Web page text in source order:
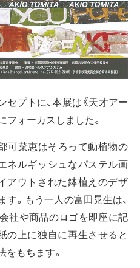
プトに、本展は《天才アー
フォーカスしました。
可菜恵はそろって動植物の
ネルギッシュなパステル画
アウトされた鉢植えのデザ
。もう一人の富田晃生は、
社や商品のロゴを即座に記
の上に独自に再生させると
もちます。